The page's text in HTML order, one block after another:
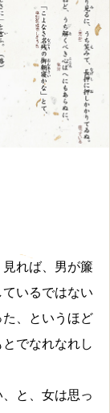
れば、男が簾
いるではない
、というほど
でなれなれし
と、女は思っ